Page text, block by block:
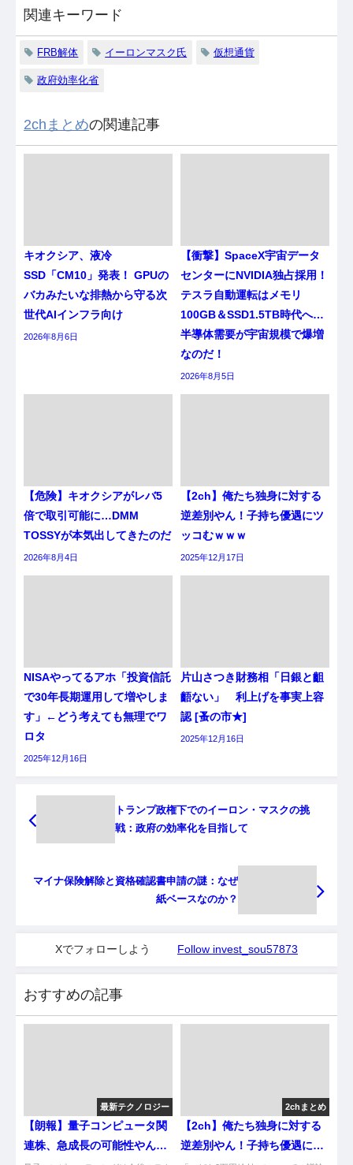
関連キーワード
FRB解体 イーロンマスク氏 仮想通貨
政府効率化省
2chまとめの関連記事
キオクシア、液冷
SSD「CM10」発表！ GPUの
バカみたいな排熱から守る次
世代AIインフラ向け
2026年8月6日
【衝撃】SpaceX宇宙データ
センターにNVIDIA独占採用！
テスラ自動運転はメモリ
100GB＆SSD1.5TB時代へ…
半導体需要が宇宙規模で爆増
なのだ！
2026年8月5日
【危険】キオクシアがレバ5
倍で取引可能に…DMM
TOSSYが本気出してきたのだ
2026年8月4日
【2ch】俺たち独身に対する
逆差別やん！子持ち優遇にツ
ッコむｗｗｗ
2025年12月17日
NISAやってるアホ「投資信託
で30年長期運用して増やしま
す」←どう考えても無理でワ
ロタ
2025年12月16日
片山さつき財務相「日銀と齟
齬ない」 利上げを事実上容
認 [蚤の市★]
2025年12月16日
トランプ政権下でのイーロン・マスクの挑
戦：政府の効率化を目指して
マイナ保険解除と資格確認書申請の謎：なぜ
紙ベースなのか？
Xでフォローしよう Follow invest_sou57873
おすすめの記事
最新テクノロジー
【朗報】量子コンピュータ関
連株、急成長の可能性やん
2chまとめ
【2ch】俺たち独身に対する
逆差別やん！子持ち優遇にツ